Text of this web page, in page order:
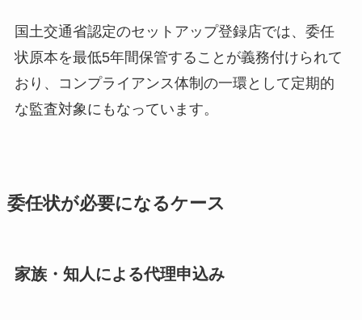
国土交通省認定のセットアップ登録店では、委任
状原本を最低5年間保管することが義務付けられて
おり、コンプライアンス体制の一環として定期的
な監査対象にもなっています。
委任状が必要になるケース
家族・知人による代理申込み